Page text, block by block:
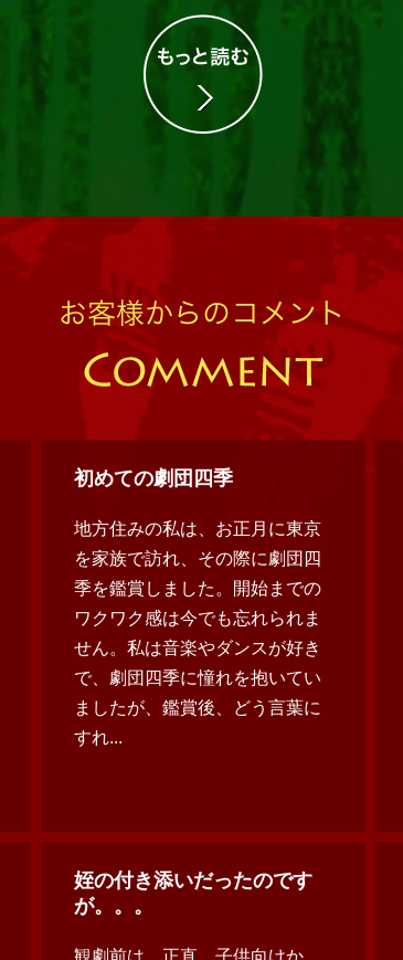
初めての劇団四季
地方住みの私は、お正月に東京
を家族で訪れ、その際に劇団四
季を鑑賞しました。開始までの
ワクワク感は今でも忘れられま
せん。私は音楽やダンスが好き
で、劇団四季に憧れを抱いてい
ましたが、鑑賞後、どう言葉に
すれ...
姪の付き添いだったのです
が。。。
観劇前は、正直、子供向けか